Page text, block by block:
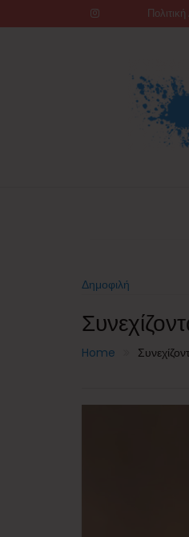
to
Δημοφιλή
Home